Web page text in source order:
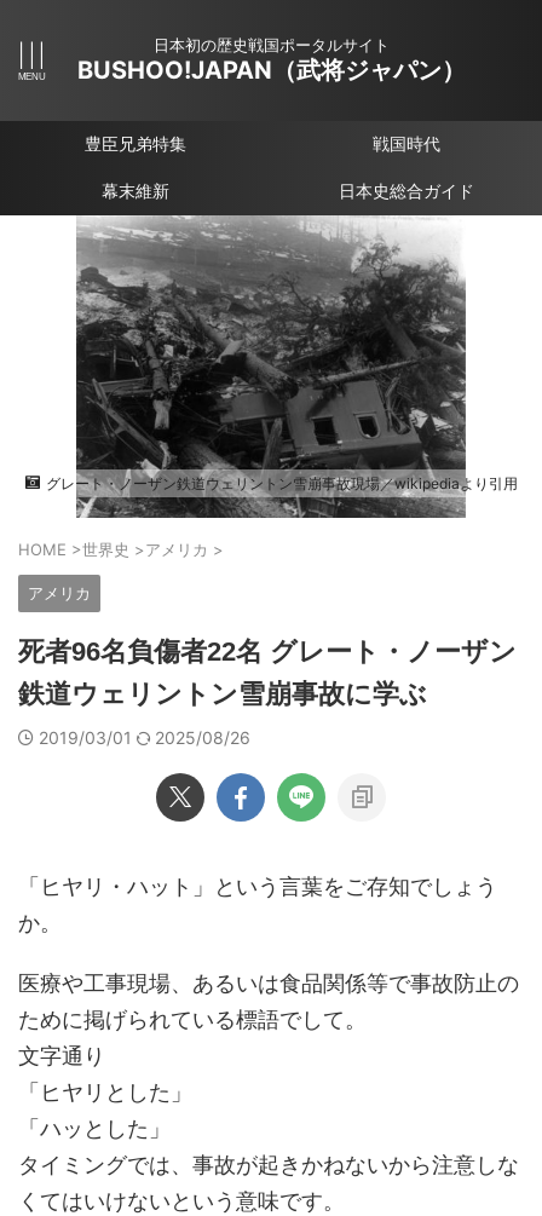
日本初の歴史戦国ポータルサイト
BUSHOO!JAPAN（武将ジャパン）
豊臣兄弟特集 戦国時代
幕末維新 日本史総合ガイド
グレート・ノーザン鉄道ウェリントン雪崩事故現場／wikipediaより引用
HOME >世界史 >アメリカ >
アメリカ
死者96名負傷者22名 グレート・ノーザン
鉄道ウェリントン雪崩事故に学ぶ
2019/03/01 2025/08/26
「ヒヤリ・ハット」という言葉をご存知でしょう
か。
医療や工事現場、あるいは食品関係等で事故防止の
ために掲げられている標語でして。
文字通り
「ヒヤリとした」
「ハッとした」
タイミングでは、事故が起きかねないから注意しな
くてはいけないという意味です。